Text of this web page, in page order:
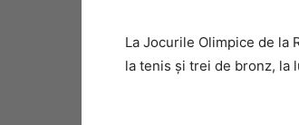
La Jocurile Olimpice de la
la tenis şi trei de bronz, la